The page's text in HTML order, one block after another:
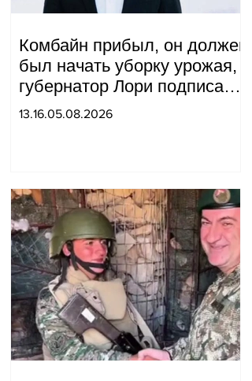
Комбайн прибыл, он должен
был начать уборку урожая,
губернатор Лори подписал
постановление о запрете
13.16.05.08.2026